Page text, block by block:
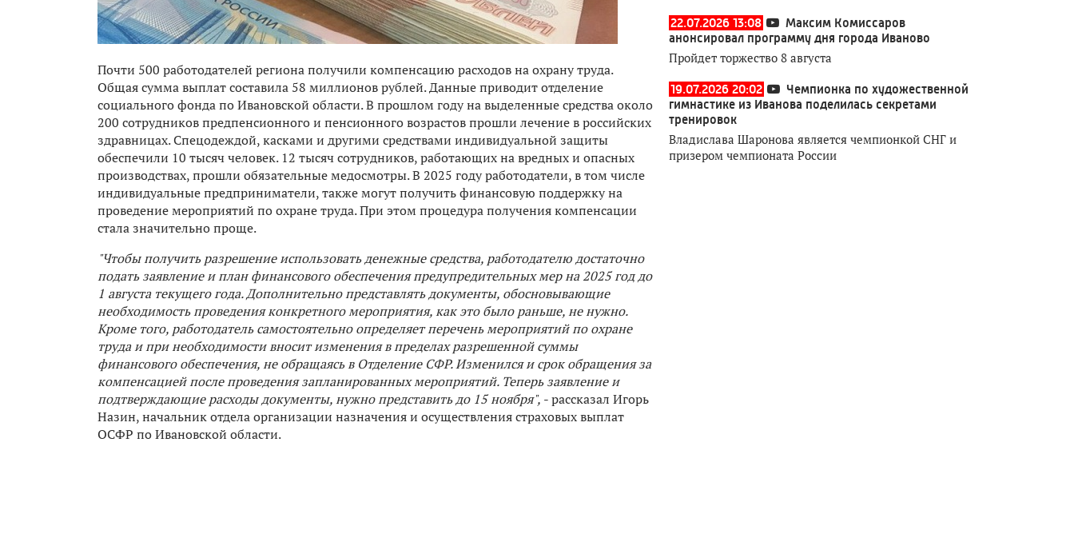
Почти 500 работодателей региона получили компенсацию расходов на охрану труда.
Общая сумма выплат составила 58 миллионов рублей. Данные приводит отделение
социального фонда по Ивановской области. В прошлом году на выделенные средства около
200 сотрудников предпенсионного и пенсионного возрастов прошли лечение в российских
здравницах. Спецодеждой, касками и другими средствами индивидуальной защиты
обеспечили 10 тысяч человек. 12 тысяч сотрудников, работающих на вредных и опасных
производствах, прошли обязательные медосмотры. В 2025 году работодатели, в том числе
индивидуальные предприниматели, также могут получить финансовую поддержку на
проведение мероприятий по охране труда. При этом процедура получения компенсации
стала значительно проще.
"Чтобы получить разрешение использовать денежные средства, работодателю достаточно
подать заявление и план финансового обеспечения предупредительных мер на 2025 год до
1 августа текущего года. Дополнительно представлять документы, обосновывающие
необходимость проведения конкретного мероприятия, как это было раньше, не нужно.
Кроме того, работодатель самостоятельно определяет перечень мероприятий по охране
труда и при необходимости вносит изменения в пределах разрешенной суммы
финансового обеспечения, не обращаясь в Отделение СФР. Изменился и срок обращения за
компенсацией после проведения запланированных мероприятий. Теперь заявление и
подтверждающие расходы документы, нужно представить до 15 ноября", - рассказал Игорь
Назин, начальник отдела организации назначения и осуществления страховых выплат
ОСФР по Ивановской области.
22.07.2026 13:08
Максим Комиссаров
анонсировал программу дня города Иваново
Пройдет торжество 8 августа
19.07.2026 20:02
Чемпионка по художественной
гимнастике из Иванова поделилась секретами
тренировок
Владислава Шаронова является чемпионкой СНГ и
призером чемпионата России